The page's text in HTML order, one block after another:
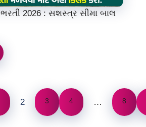
2026 : સશસ્ત્ર સીમા બાલ
2 3 4 … 8